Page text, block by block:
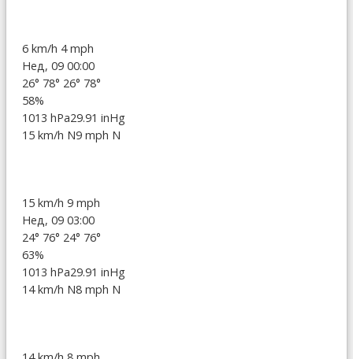
6 km/h 4 mph
Нед, 09 00:00
26° 78° 26° 78°
58%
1013 hPa29.91 inHg
15 km/h N9 mph N
15 km/h 9 mph
Нед, 09 03:00
24° 76° 24° 76°
63%
1013 hPa29.91 inHg
14 km/h N8 mph N